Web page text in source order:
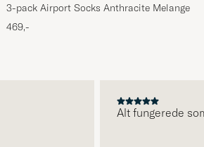
3-pack Airport Socks Anthracite Melange
469,-
Alt fungerede som